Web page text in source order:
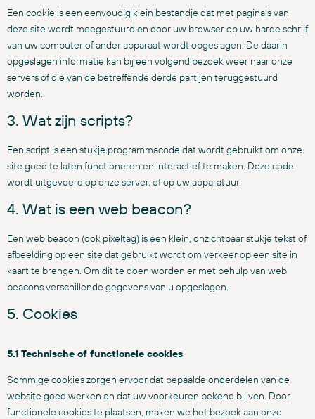
Een cookie is een eenvoudig klein bestandje dat met pagina’s van
deze site wordt meegestuurd en door uw browser op uw harde schrijf
van uw computer of ander apparaat wordt opgeslagen. De daarin
opgeslagen informatie kan bij een volgend bezoek weer naar onze
servers of die van de betreffende derde partijen teruggestuurd
worden.
3. Wat zijn scripts?
Een script is een stukje programmacode dat wordt gebruikt om onze
site goed te laten functioneren en interactief te maken. Deze code
wordt uitgevoerd op onze server, of op uw apparatuur.
4. Wat is een web beacon?
Een web beacon (ook pixeltag) is een klein, onzichtbaar stukje tekst of
afbeelding op een site dat gebruikt wordt om verkeer op een site in
kaart te brengen. Om dit te doen worden er met behulp van web
beacons verschillende gegevens van u opgeslagen.
5. Cookies
5.1 Technische of functionele cookies
Sommige cookies zorgen ervoor dat bepaalde onderdelen van de
website goed werken en dat uw voorkeuren bekend blijven. Door
functionele cookies te plaatsen, maken we het bezoek aan onze